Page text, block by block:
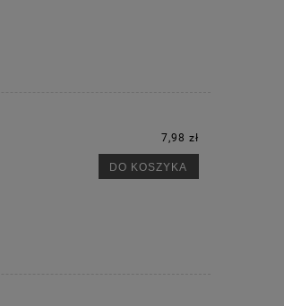
7,98 zł
DO KOSZYKA